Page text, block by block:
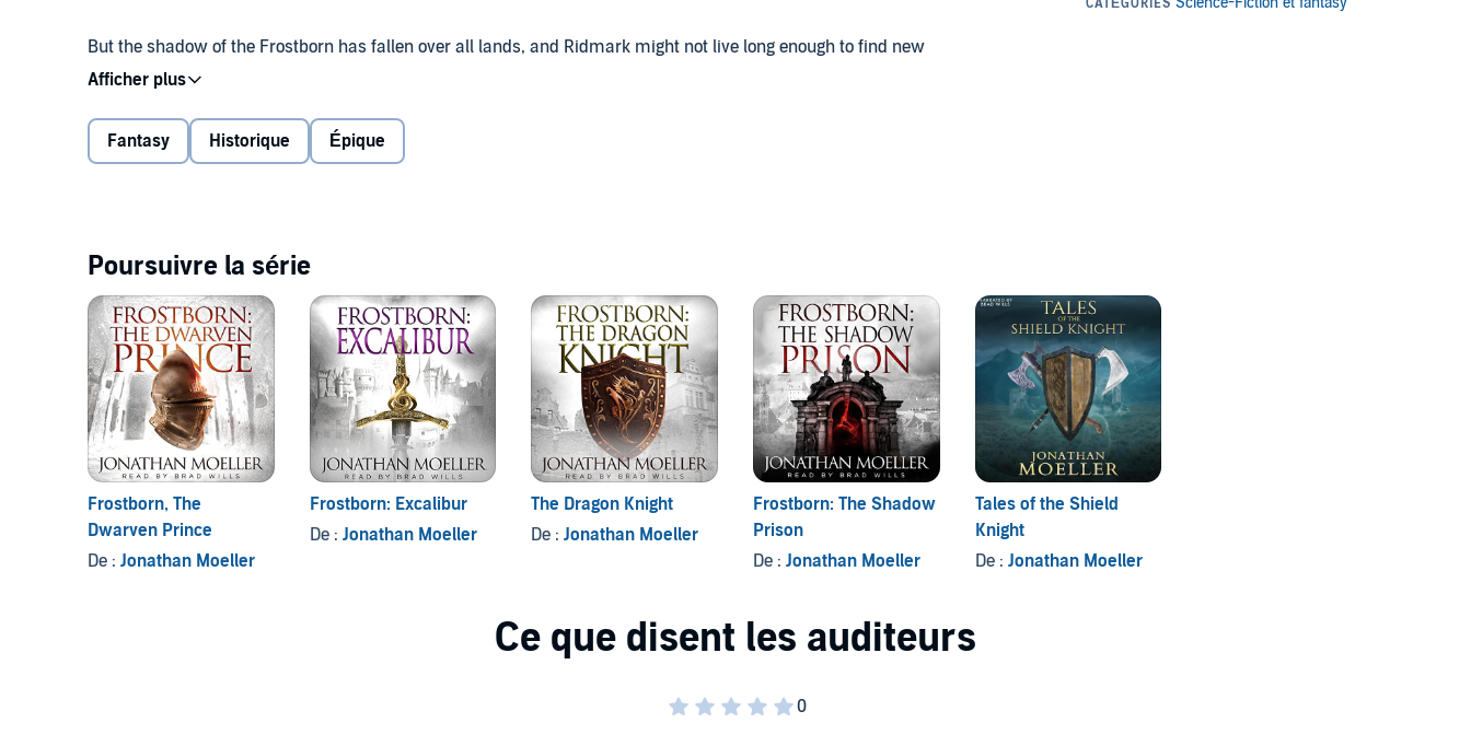
But the shadow of the Frostborn has fallen over all lands, and Ridmark might not live long enough to find new
allies...
About the author:
He has written the Demonsouled series of sword-and-sorcery novels, and continues to write The Ghosts
sequence about assassin and spy Caina Amalas, the Computer Beginner's Guide series of computer books,
and numerous other works.
©2016 Jonathan Moeller (P)2020 Jonathan Moeller
Fantasy Historique Épique
Poursuivre la série
Frostborn, The
Dwarven Prince
De : Jonathan Moeller
Frostborn: Excalibur
De : Jonathan Moeller
The Dragon Knight
De :Jonathan Moeller
Frostborn: The Shadow
Prison
De : Jonathan Moeller
Tales of the Shield
Knight
De : Jonathan Moeller